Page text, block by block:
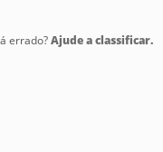
errado?Ajude a classificar.